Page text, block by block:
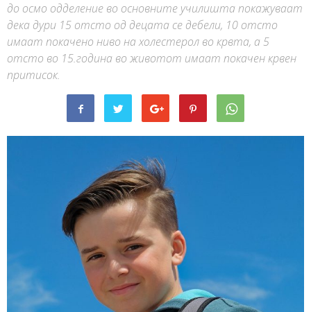
до осмо одделение во основните училишта покажуваат
дека дури 15 отсто од децата се дебели, 10 отсто
имаат покачено ниво на холестерол во крвта, а 5
отсто во 15.година во животот имаат покачен крвен
притисок.